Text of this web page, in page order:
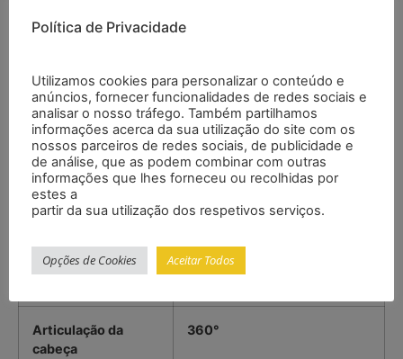
Comprimento da
sonda
1 m
Resolução da
câmera
1 000 000 pixels
Articulação da
cabeça
360°
Política de Privacidade
Utilizamos cookies para personalizar o conteúdo e
anúncios, fornecer funcionalidades de redes sociais e
analisar o nosso tráfego. Também partilhamos
informações acerca da sua utilização do site com os
nossos parceiros de redes sociais, de publicidade e
de análise, que as podem combinar com outras
informações que lhes forneceu ou recolhidas por
estes a
partir da sua utilização dos respetivos serviços.
Opções de Cookies Aceitar Todos